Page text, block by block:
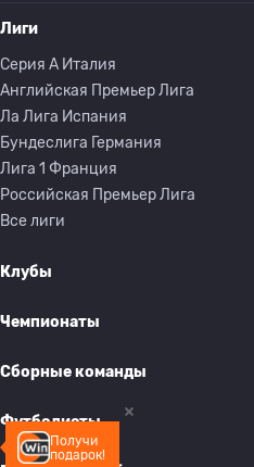
Получи
подарок!
Лиги
Серия A Италия
Английская Премьер Лига
Ла Лига Испания
Бундеслига Германия
Лига 1 Франция
Российская Премьер Лига
Все лиги
Клубы
Чемпионаты
Сборные команды
Футболисты